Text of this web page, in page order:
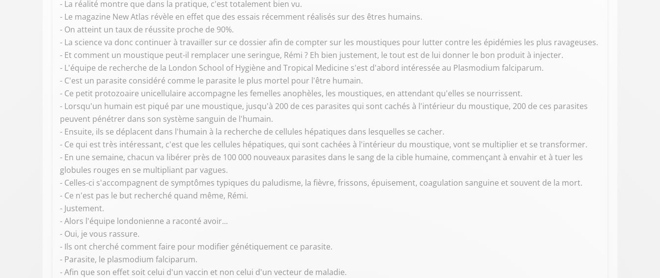
- La réalité montre que dans la pratique, c'est totalement bien vu.
- Le magazine New Atlas révèle en effet que des essais récemment réalisés sur des êtres humains.
- On atteint un taux de réussite proche de 90%.
- La science va donc continuer à travailler sur ce dossier afin de compter sur les moustiques pour lutter contre les épidémies les plus ravageuses.
- Et comment un moustique peut-il remplacer une seringue, Rémi ? Eh bien justement, le tout est de lui donner le bon produit à injecter.
- L'équipe de recherche de la London School of Hygiène and Tropical Medicine s'est d'abord intéressée au Plasmodium falciparum.
- C'est un parasite considéré comme le parasite le plus mortel pour l'être humain.
- Ce petit protozoaire unicellulaire accompagne les femelles anophèles, les moustiques, en attendant qu'elles se nourrissent.
- Lorsqu'un humain est piqué par une moustique, jusqu'à 200 de ces parasites qui sont cachés à l'intérieur du moustique, 200 de ces parasites
peuvent pénétrer dans son système sanguin de l'humain.
- Ensuite, ils se déplacent dans l'humain à la recherche de cellules hépatiques dans lesquelles se cacher.
- Ce qui est très intéressant, c'est que les cellules hépatiques, qui sont cachées à l'intérieur du moustique, vont se multiplier et se transformer.
- En une semaine, chacun va libérer près de 100 000 nouveaux parasites dans le sang de la cible humaine, commençant à envahir et à tuer les
globules rouges en se multipliant par vagues.
- Celles-ci s'accompagnent de symptômes typiques du paludisme, la fièvre, frissons, épuisement, coagulation sanguine et souvent de la mort.
- Ce n'est pas le but recherché quand même, Rémi.
- Justement.
- Alors l'équipe londonienne a raconté avoir...
- Oui, je vous rassure.
- Ils ont cherché comment faire pour modifier génétiquement ce parasite.
- Parasite, le plasmodium falciparum.
- Afin que son effet soit celui d'un vaccin et non celui d'un vecteur de maladie.